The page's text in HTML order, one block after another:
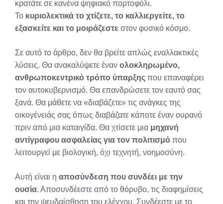
κρατάτε σε κανένα ψηφιακό πορτοφόλι.
Το κυριολεκτικά το χτίζετε, το καλλιεργείτε, το
εξασκείτε και το μοιράζεστε στον φυσικό κόσμο.
Σε αυτό το άρθρο, δεν θα βρείτε απλώς εναλλακτικές
λύσεις. Θα ανακαλύψετε έναν ολοκληρωμένο,
ανθρωποκεντρικό τρόπο ύπαρξης που επαναφέρει
τον αυτοκυβερνισμό. Θα επανδρώσετε τον εαυτό σας
ξανά. Θα μάθετε να «διαβάζετε» τις ανάγκες της
οικογένειάς σας όπως διαβάζατε κάποτε έναν ουρανό
πριν από μια καταιγίδα. Θα χτίσετε μια μηχανή
αντίγραφου ασφαλείας για τον πολιτισμό που
λειτουργεί με βιολογική, όχι τεχνητή, νοημοσύνη.
Αυτή είναι η αποσύνδεση που συνδέει με την
ουσία. Αποσυνδέεστε από το θόρυβο, τις διαφημίσεις
και την ψευδαίσθηση του ελέγχου. Συνδέεστε με το